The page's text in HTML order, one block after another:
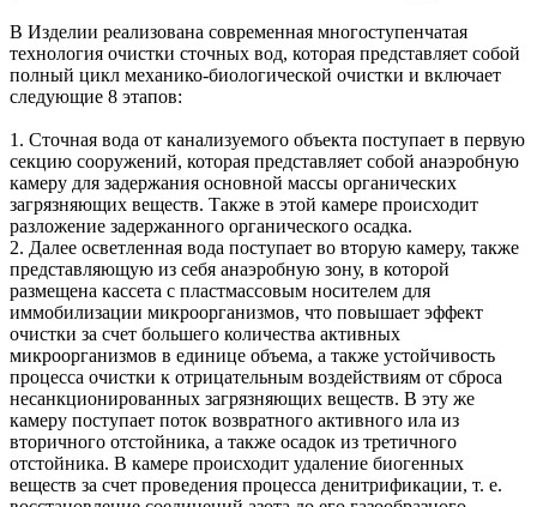
В Изделии реализована современная многоступенчатая
технология очистки сточных вод, которая представляет собой
полный цикл механико-биологической очистки и включает
следующие 8 этапов:
1. Сточная вода от канализуемого объекта поступает в первую
секцию сооружений, которая представляет собой анаэробную
камеру для задержания основной массы органических
загрязняющих веществ. Также в этой камере происходит
разложение задержанного органического осадка.
2. Далее осветленная вода поступает во вторую камеру, также
представляющую из себя анаэробную зону, в которой
размещена кассета с пластмассовым носителем для
иммобилизации микроорганизмов, что повышает эффект
очистки за счет большего количества активных
микроорганизмов в единице объема, а также устойчивость
процесса очистки к отрицательным воздействиям от сброса
несанкционированных загрязняющих веществ. В эту же
камеру поступает поток возвратного активного ила из
вторичного отстойника, а также осадок из третичного
отстойника. В камере происходит удаление биогенных
веществ за счет проведения процесса денитрификации, т. е.